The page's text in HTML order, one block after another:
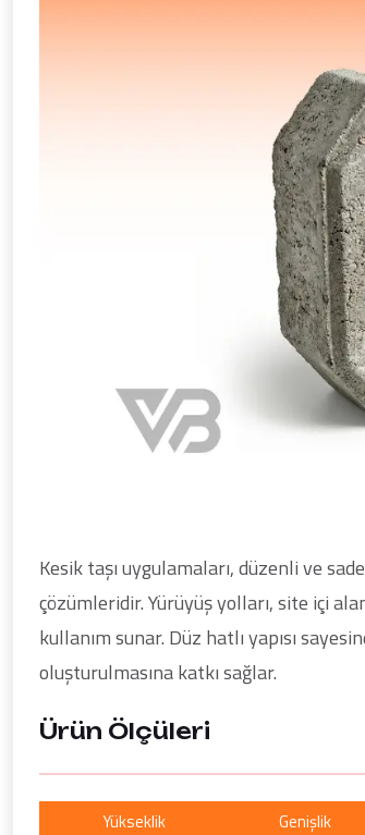
Kesik taşı uygulamaları, düzenli ve
çözümleridir. Yürüyüş yolları, site içi
kullanım sunar. Düz hatlı yapısı
oluşturulmasına katkı sağlar.
Ürün Ölçüleri
Yükseklik Genişlik